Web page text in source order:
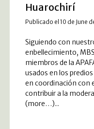
Huarochirí
Publicado el 10 de June
Siguiendo con
enbellecimiento,
miembros de la
usados en los
en coordinación con
contribuir a la
(more…)...